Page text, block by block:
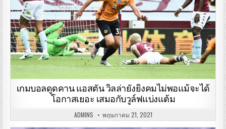
เกมบอลดูดคาน แอสตัน วิลล่ายังยิงคมไม่พอแม้จะได้
โอกาสเยอะ เสมอกับวูล์ฟแบ่งแต้ม
ADMINS พฤษภาคม 21, 2021